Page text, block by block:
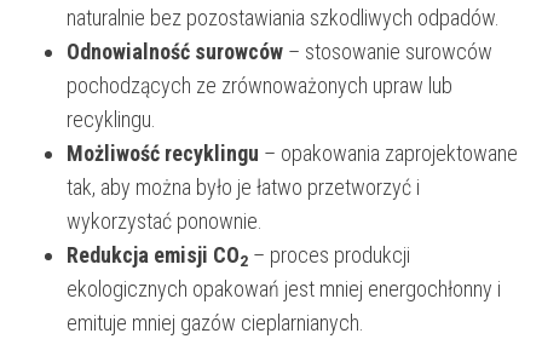
naturalnie bez pozostawiania szkodliwych odpadów.
Odnowialność surowców – stosowanie surowców
pochodzących ze zrównoważonych upraw lub
recyklingu.
Możliwość recyklingu – opakowania zaprojektowane
tak, aby można było je łatwo przetworzyć i
wykorzystać ponownie.
Redukcja emisji CO2 – proces produkcji
ekologicznych opakowań jest mniej energochłonny i
emituje mniej gazów cieplarnianych.